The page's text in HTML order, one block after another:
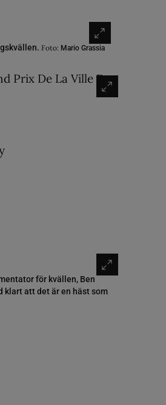
Foto: Mario Grassia
för kvällen, Ben
klart att det är en häst som